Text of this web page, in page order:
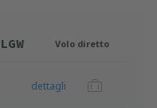
LGW Volo diretto
dettagli